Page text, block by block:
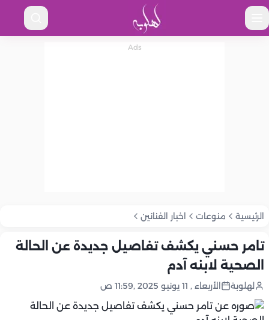
الرئيسية منوعات اخبار الفنانين
تامر حسني يكشف تفاصيل جديدة عن الحالة
الصحية لابنه آدم
لهلوبة الأربعاء , 11 يونيو 2025 ,11:59 ص